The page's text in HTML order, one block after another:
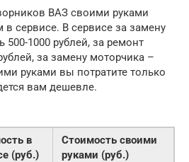
ВАЗ своими руками
в сервисе. В сервисе за замену
500-1000 рублей, за ремонт
за замену моторчика –
руками вы потратите только
вам дешевле.
в
(руб.)
Стоимость своими
руками (руб.)